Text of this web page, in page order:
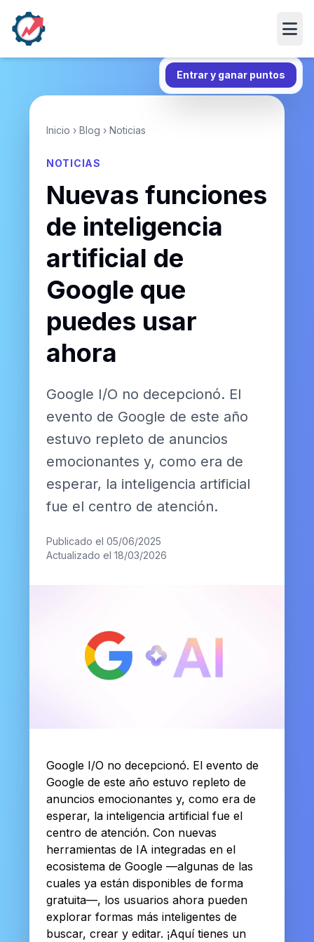
Entrar y ganar puntos
Inicio › Blog › Noticias
NOTICIAS
Nuevas funciones
de inteligencia
artificial de
Google que
puedes usar
ahora
Google I/O no decepcionó. El
evento de Google de este año
estuvo repleto de anuncios
emocionantes y, como era de
esperar, la inteligencia artificial
fue el centro de atención.
Publicado el 05/06/2025
Actualizado el 18/03/2026
Google I/O no decepcionó. El evento de
Google de este año estuvo repleto de
anuncios emocionantes y, como era de
esperar, la inteligencia artificial fue el
centro de atención. Con nuevas
herramientas de IA integradas en el
ecosistema de Google —algunas de las
cuales ya están disponibles de forma
gratuita—, los usuarios ahora pueden
explorar formas más inteligentes de
buscar, crear y editar. ¡Aquí tienes un